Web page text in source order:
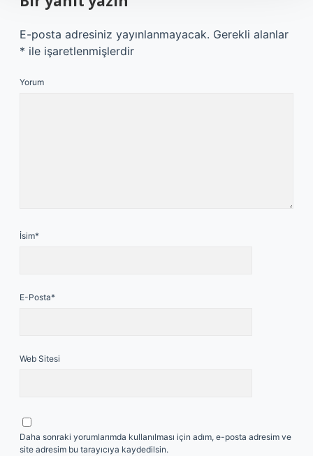
E-posta adresiniz yayınlanmayacak. Gerekli alanlar
* ile işaretlenmişlerdir
Yorum
İsim*
E-Posta*
Web Sitesi
Daha sonraki yorumlarımda kullanılması için adım, e-posta adresim ve
site adresim bu tarayıcıya kaydedilsin.